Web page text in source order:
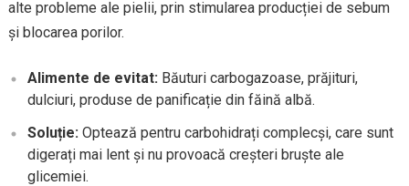
alte probleme ale pielii, prin stimularea producției de sebum
și blocarea porilor.
Alimente de evitat: Băuturi carbogazoase, prăjituri,
dulciuri, produse de panificație din făină albă.
Soluție: Optează pentru carbohidrați complecși, care sunt
digerați mai lent și nu provoacă creșteri bruște ale
glicemiei.